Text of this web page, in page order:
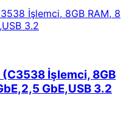
İşlemci, 8GB
GbE,USB 3.2